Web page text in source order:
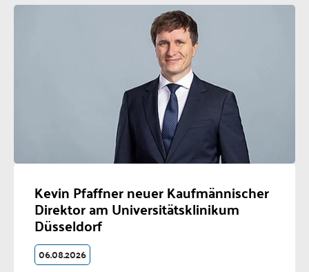
Kevin Pfaffner neuer Kaufmännischer
Direktor am Universitätsklinikum
Düsseldorf
06.08.2026